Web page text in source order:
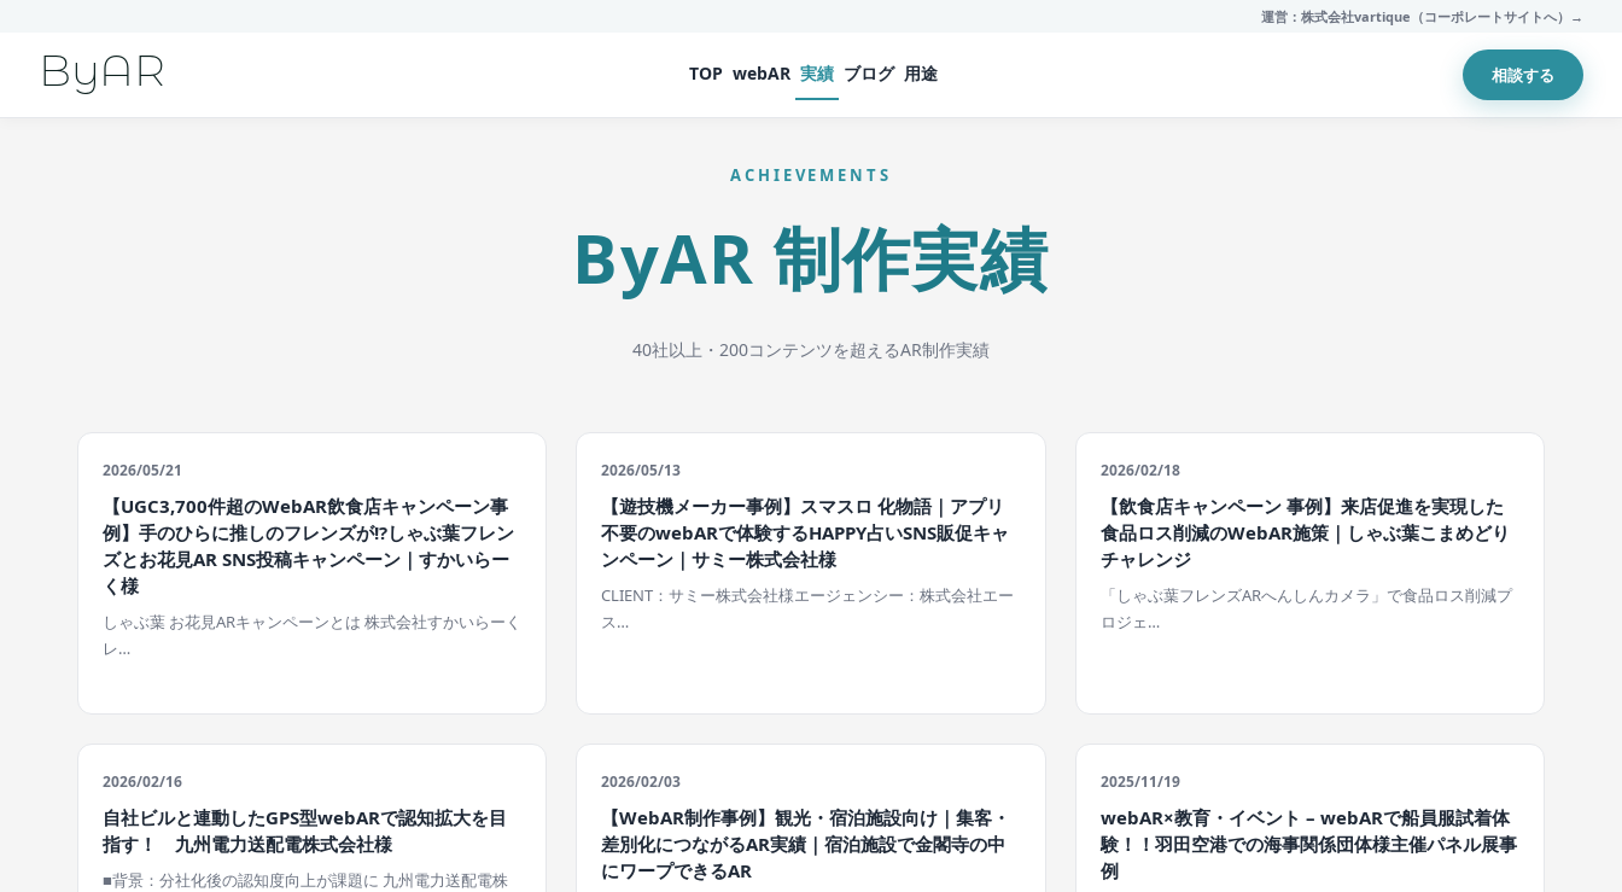
運営：株式会社vartique（コーポレートサイトへ）→
ByAR TOP webAR 実績 ブログ 用途 相談する
ACHIEVEMENTS
ByAR 制作実績
40社以上・200コンテンツを超えるAR制作実績
2026/05/21
【UGC3,700件超のWebAR飲食店キャンペーン事
例】手のひらに推しのフレンズが!?しゃぶ葉フレン
ズとお花見AR SNS投稿キャンペーン｜すかいらー
く様
しゃぶ葉 お花見ARキャンペーンとは 株式会社すかいらーく
レ…
2026/05/13
【遊技機メーカー事例】スマスロ 化物語｜アプリ
不要のwebARで体験するHAPPY占いSNS販促キャ
ンペーン｜サミー株式会社様
CLIENT：サミー株式会社様エージェンシー：株式会社エー
ス…
2026/02/18
【飲食店キャンペーン 事例】来店促進を実現した
食品ロス削減のWebAR施策｜しゃぶ葉こまめどり
チャレンジ
「しゃぶ葉フレンズARへんしんカメラ」で食品ロス削減プ
ロジェ…
2026/02/16
自社ビルと連動したGPS型webARで認知拡大を目
指す！ 九州電力送配電株式会社様
■背景：分社化後の認知度向上が課題に 九州電力送配電株
2026/02/03
【WebAR制作事例】観光・宿泊施設向け｜集客・
差別化につながるAR実績｜宿泊施設で金閣寺の中
にワープできるAR
2025/11/19
webAR×教育・イベント – webARで船員服試着体
験！！羽田空港での海事関係団体様主催パネル展事
例